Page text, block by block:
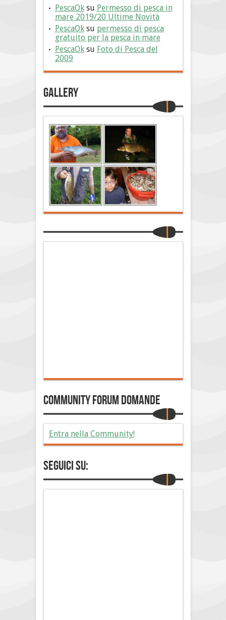
PescaOksu Permesso di pesca in
mare 2019/20 Ultime Novità
PescaOksu permesso di pesca
gratuito per la pesca in mare
PescaOksu Foto di Pesca del
2009
Gallery
Community Forum Domande
Entra nella Community!
Seguici su: